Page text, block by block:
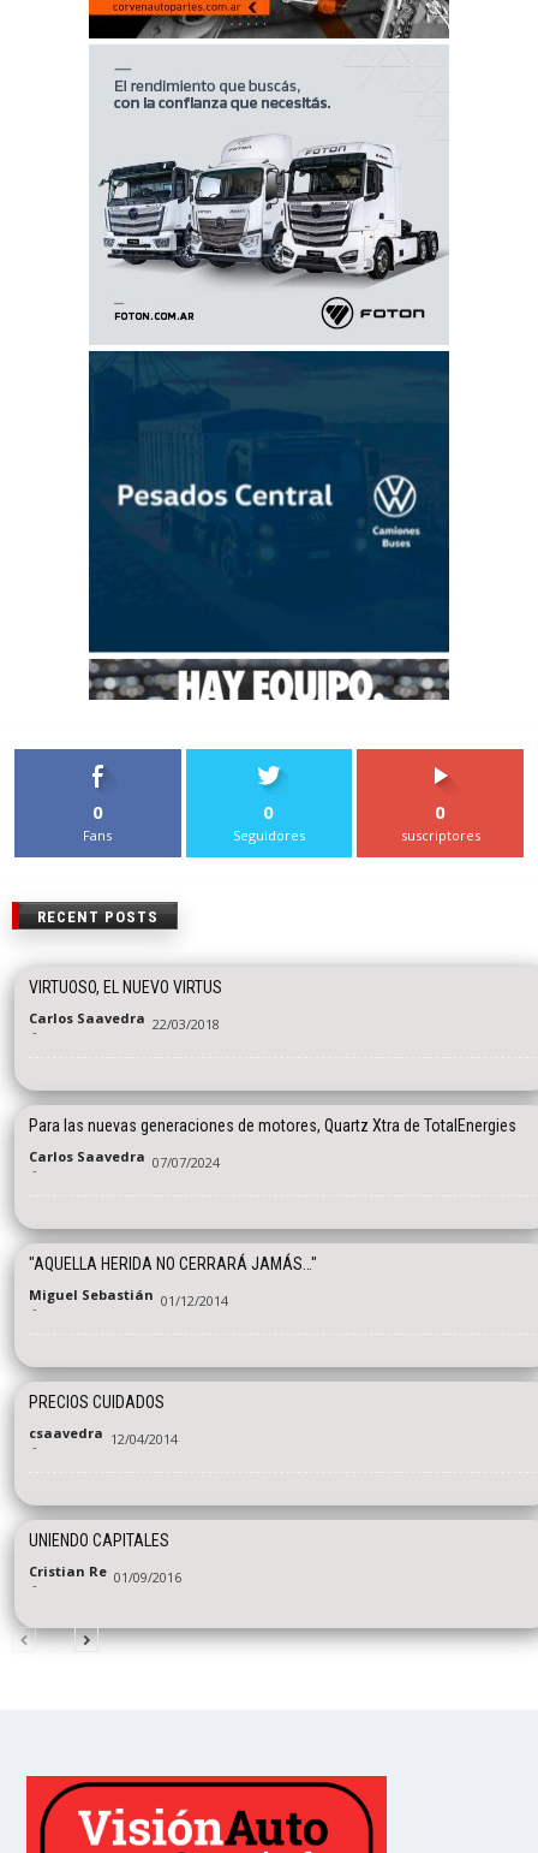
0
Fans
0
Seguidores
0
suscriptores
RECENT POSTS
VIRTUOSO, EL NUEVO VIRTUS
Carlos Saavedra
- 22/03/2018
Para las nuevas generaciones de motores, Quartz Xtra de TotalEnergies
Carlos Saavedra
- 07/07/2024
"AQUELLA HERIDA NO CERRARÁ JAMÁS…"
Miguel Sebastián
- 01/12/2014
PRECIOS CUIDADOS
csaavedra
- 12/04/2014
UNIENDO CAPITALES
Cristian Re
- 01/09/2016